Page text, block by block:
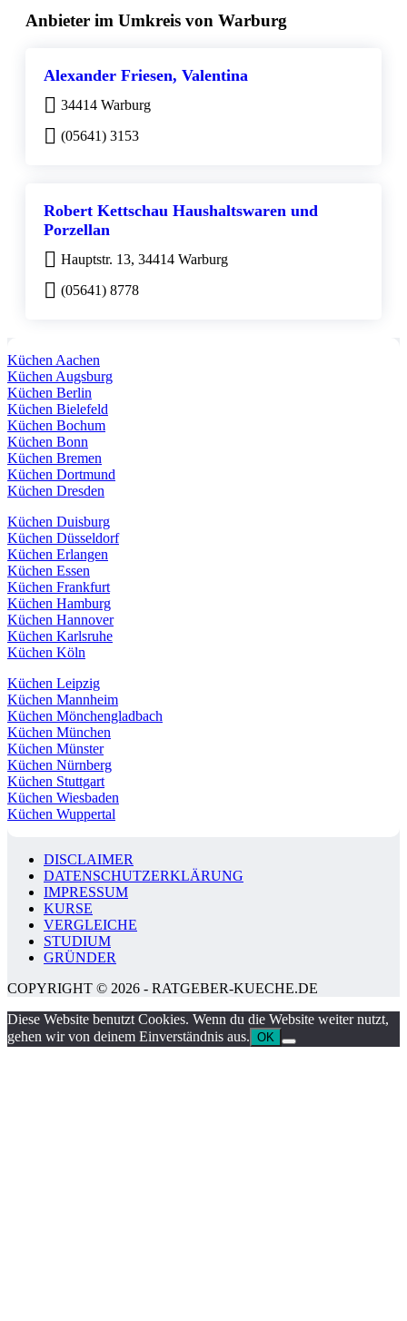
Anbieter im Umkreis von Warburg
Alexander Friesen, Valentina
34414 Warburg
(05641) 3153
Robert Kettschau Haushaltswaren und
Porzellan
Hauptstr. 13, 34414 Warburg
(05641) 8778
Küchen Aachen
Küchen Augsburg
Küchen Berlin
Küchen Bielefeld
Küchen Bochum
Küchen Bonn
Küchen Bremen
Küchen Dortmund
Küchen Dresden
Küchen Duisburg
Küchen Düsseldorf
Küchen Erlangen
Küchen Essen
Küchen Frankfurt
Küchen Hamburg
Küchen Hannover
Küchen Karlsruhe
Küchen Köln
Küchen Leipzig
Küchen Mannheim
Küchen Mönchengladbach
Küchen München
Küchen Münster
Küchen Nürnberg
Küchen Stuttgart
Küchen Wiesbaden
Küchen Wuppertal
DISCLAIMER
DATENSCHUTZERKLÄRUNG
IMPRESSUM
KURSE
VERGLEICHE
STUDIUM
GRÜNDER
COPYRIGHT © 2026 - RATGEBER-KUECHE.DE
Diese Website benutzt Cookies. Wenn du die Website weiter nutzt,
gehen wir von deinem Einverständnis aus. OK